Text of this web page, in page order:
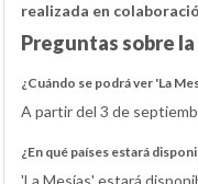
realizada en
Preguntas sobre
¿Cuándo se podrá ver 'La
A partir del 3 de
¿En qué países estará
'La Mesías' estará